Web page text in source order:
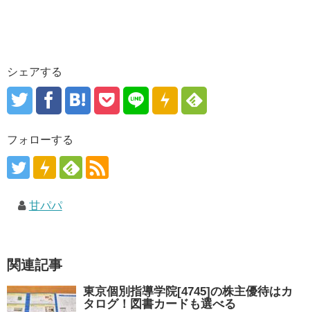
シェアする
フォローする
甘パパ
関連記事
東京個別指導学院[4745]の株主優待はカ
タログ！図書カードも選べる